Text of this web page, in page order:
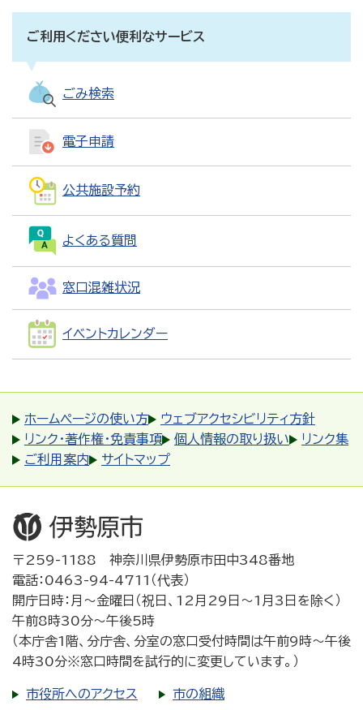
ご利用ください便利なサービス
ごみ検索
電子申請
公共施設予約
よくある質問
窓口混雑状況
イベントカレンダー
ホームページの使い方
ウェブアクセシビリティ方針
リンク・著作権・免責事項
個人情報の取り扱い
リンク集
ご利用案内
サイトマップ
〒259-1188 神奈川県伊勢原市田中348番地
電話：0463-94-4711（代表）
開庁日時：月～金曜日（祝日、12月29日～1月3日を除く）
午前8時30分～午後5時
（本庁舎1階、分庁舎、分室の窓口受付時間は午前9時～午後
4時30分※窓口時間を試行的に変更しています。）
市役所へのアクセス 市の組織